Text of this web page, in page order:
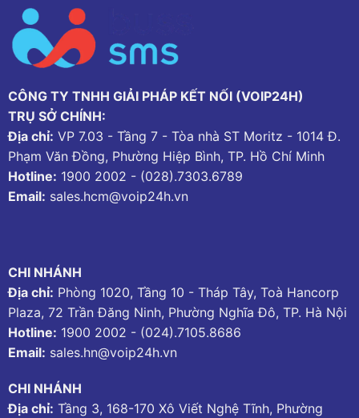
CÔNG TY TNHH GIẢI PHÁP KẾT NỐI (VOIP24H)
TRỤ SỞ CHÍNH:
Địa chỉ: VP 7.03 - Tầng 7 - Tòa nhà ST Moritz - 1014 Đ.
Phạm Văn Đồng, Phường Hiệp Bình, TP. Hồ Chí Minh
Hotline: 1900 2002 - (028).7303.6789
Email: sales.hcm@voip24h.vn
CHI NHÁNH
Địa chỉ: Phòng 1020, Tầng 10 - Tháp Tây, Toà Hancorp
Plaza, 72 Trần Đăng Ninh, Phường Nghĩa Đô, TP. Hà Nội
Hotline: 1900 2002 - (024).7105.8686
Email: sales.hn@voip24h.vn
CHI NHÁNH
Địa chỉ: Tầng 3, 168-170 Xô Viết Nghệ Tĩnh, Phường